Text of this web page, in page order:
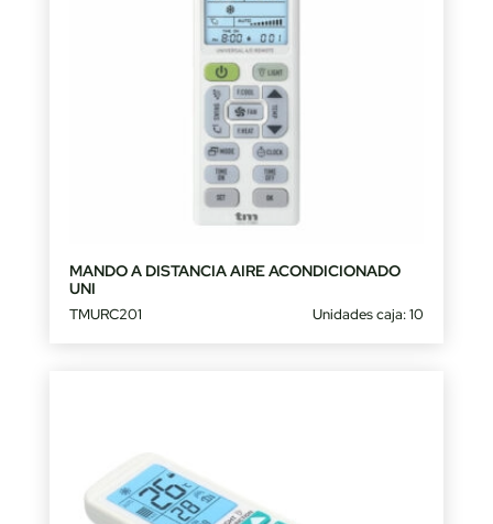
MANDO A DISTANCIA AIRE ACONDICIONADO
UNI
TMURC201 Unidades caja: 10